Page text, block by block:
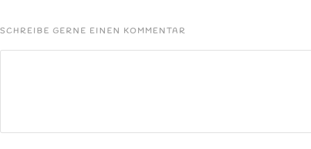
SCHREIBE GERNE EINEN KOMMENTAR